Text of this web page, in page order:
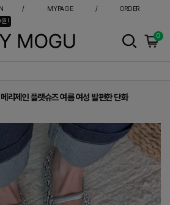
!
MYPAGE ORDER
0
름 여성 발편한 단화
리제인 플랫슈즈 여름 여성 발편한 단화